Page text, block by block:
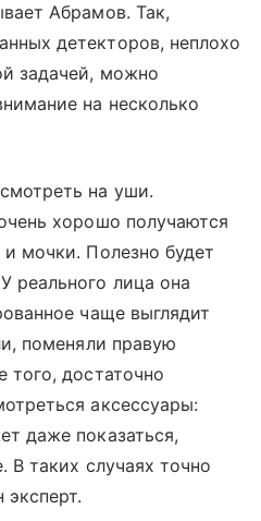
Абрамов. Так,
детекторов, неплохо
задачей, можно
на несколько
на уши.
хорошо получаются
мочки. Полезно будет
реального лица она
чаще выглядит
поменяли правую
достаточно
аксессуары:
даже показаться,
В таких случаях точно